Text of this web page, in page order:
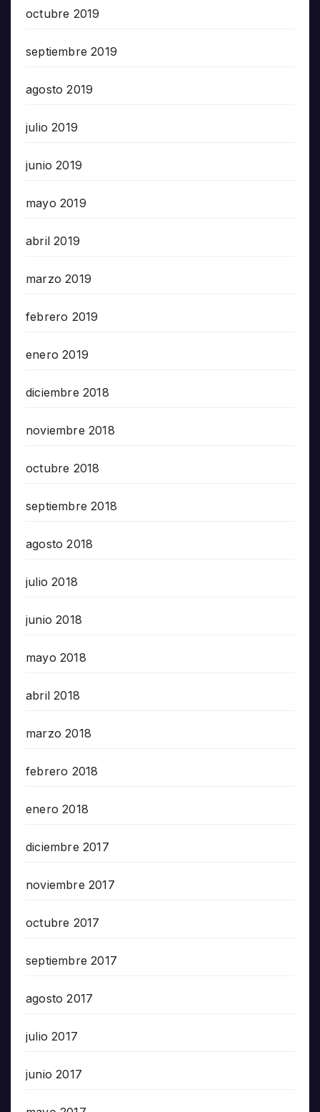
octubre 2019
septiembre 2019
agosto 2019
julio 2019
junio 2019
mayo 2019
abril 2019
marzo 2019
febrero 2019
enero 2019
diciembre 2018
noviembre 2018
octubre 2018
septiembre 2018
agosto 2018
julio 2018
junio 2018
mayo 2018
abril 2018
marzo 2018
febrero 2018
enero 2018
diciembre 2017
noviembre 2017
octubre 2017
septiembre 2017
agosto 2017
julio 2017
junio 2017